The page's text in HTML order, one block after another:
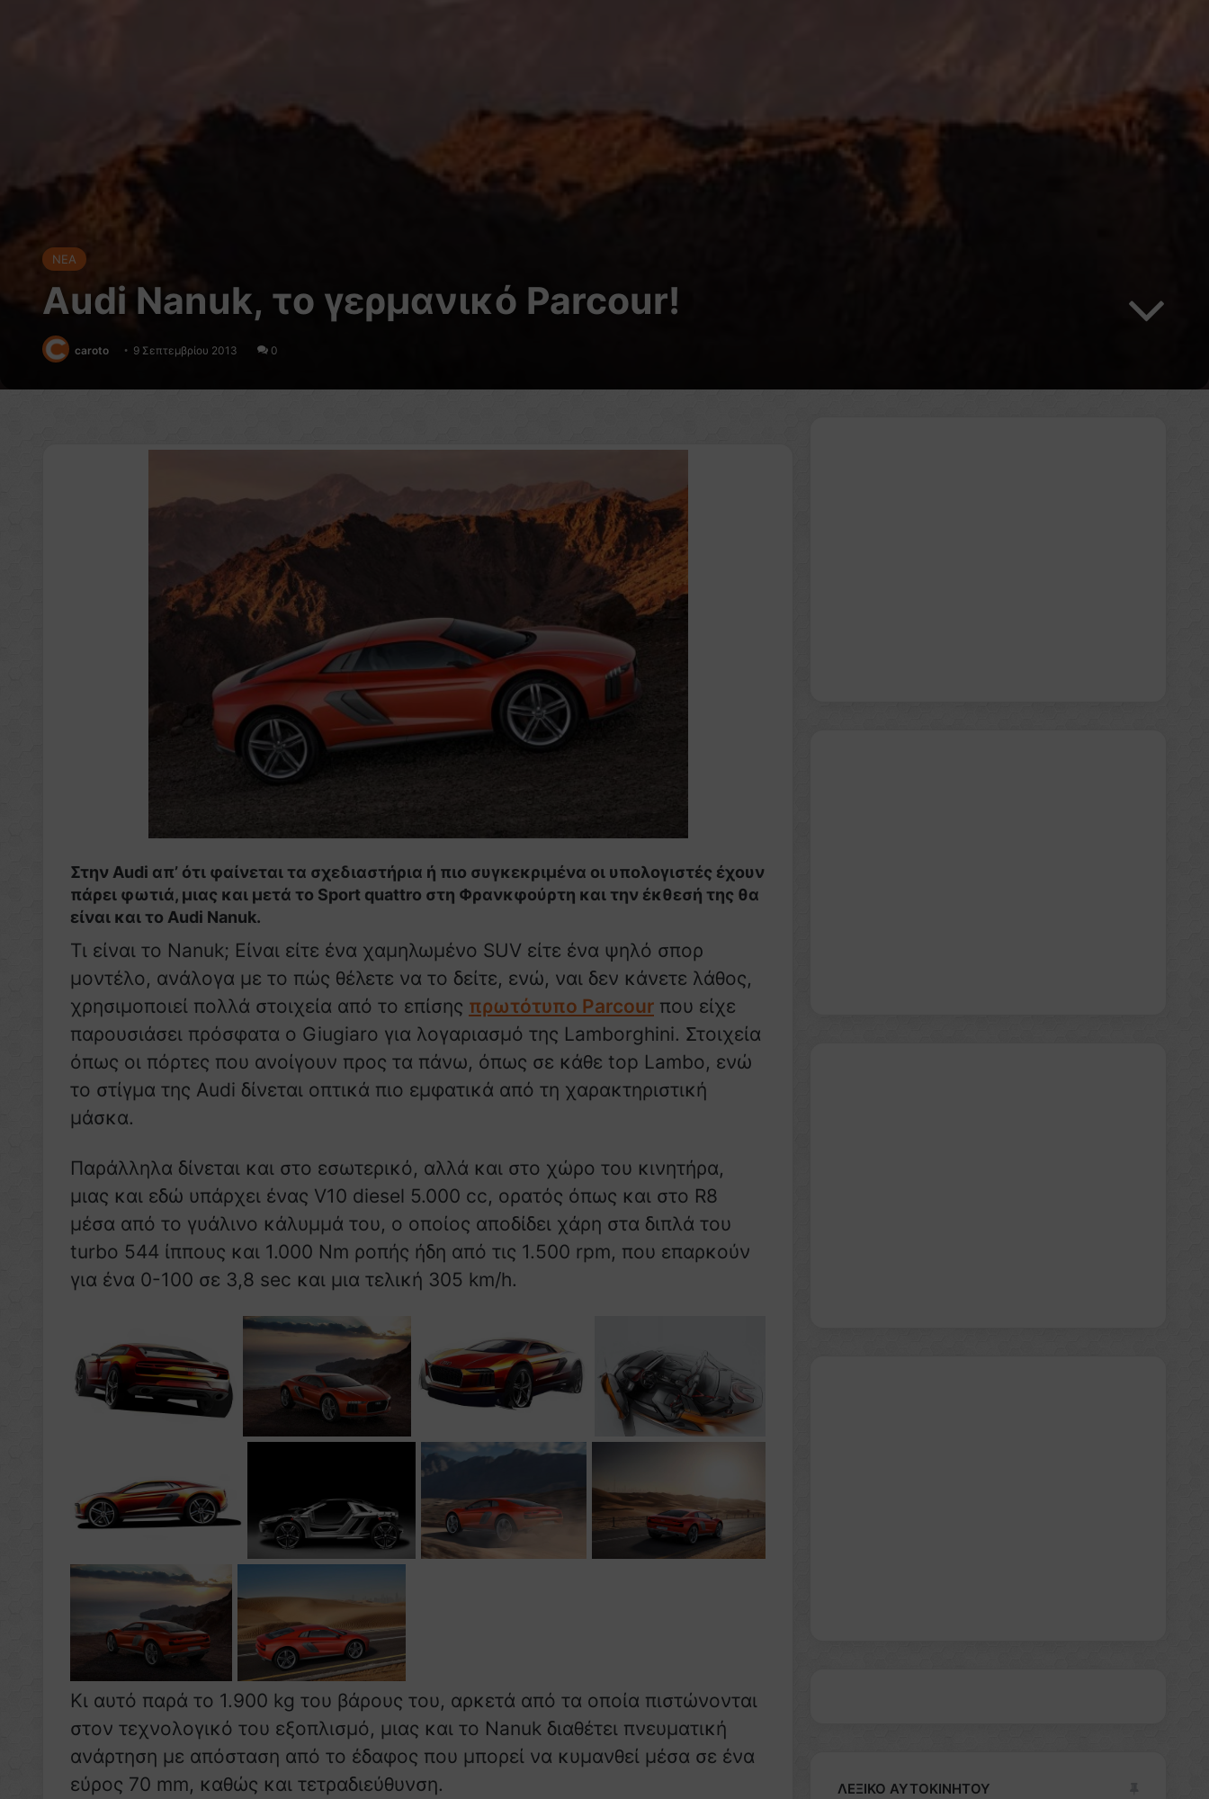
NEA
Audi Nanuk, το γερμανικό Parcour!
caroto 9 Σεπτεμβρίου 2013 0
Στην Audi απ’ ότι φαίνεται τα σχεδιαστήρια ή πιο συγκεκριμένα οι υπολογιστές έχουν
πάρει φωτιά, μιας και μετά το Sport quattro στη Φρανκφούρτη και την έκθεσή της θα
είναι και το Audi Nanuk.
Τι είναι το Nanuk; Είναι είτε ένα χαμηλωμένο SUV είτε ένα ψηλό σπορ
μοντέλο, ανάλογα με το πώς θέλετε να το δείτε, ενώ, ναι δεν κάνετε λάθος,
χρησιμοποιεί πολλά στοιχεία από το επίσης πρωτότυπο Parcour που είχε
παρουσιάσει πρόσφατα ο Giugiaro για λογαριασμό της Lamborghini. Στοιχεία
όπως οι πόρτες που ανοίγουν προς τα πάνω, όπως σε κάθε top Lambo, ενώ
το στίγμα της Audi δίνεται οπτικά πιο εμφατικά από τη χαρακτηριστική
μάσκα.
Παράλληλα δίνεται και στο εσωτερικό, αλλά και στο χώρο του κινητήρα,
μιας και εδώ υπάρχει ένας V10 diesel 5.000 cc, ορατός όπως και στο R8
μέσα από το γυάλινο κάλυμμά του, ο οποίος αποδίδει χάρη στα διπλά του
turbo 544 ίππους και 1.000 Nm ροπής ήδη από τις 1.500 rpm, που επαρκούν
για ένα 0-100 σε 3,8 sec και μια τελική 305 km/h.
Κι αυτό παρά το 1.900 kg του βάρους του, αρκετά από τα οποία πιστώνονται
στον τεχνολογικό του εξοπλισμό, μιας και το Nanuk διαθέτει πνευματική
ανάρτηση με απόσταση από το έδαφος που μπορεί να κυμανθεί μέσα σε ένα
εύρος 70 mm, καθώς και τετραδιεύθυνση.
ΛΕΞΙΚΟ ΑΥΤΟΚΙΝΗΤΟΥ